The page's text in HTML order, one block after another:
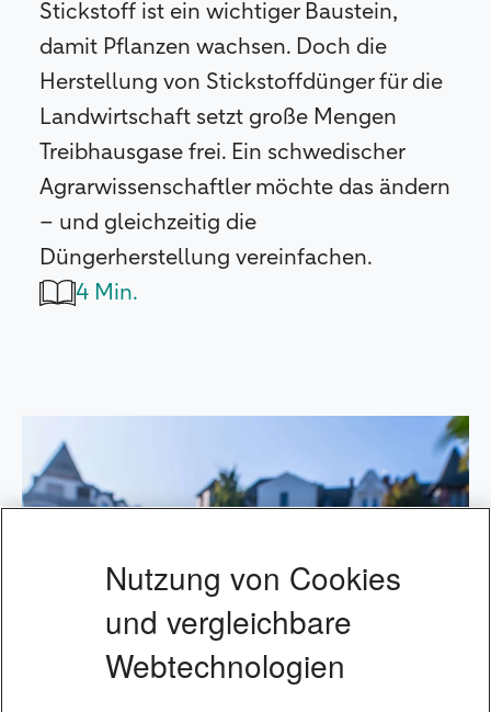
Stickstoff ist ein wichtiger Baustein,
damit Pflanzen wachsen. Doch die
Herstellung von Stickstoffdünger für die
Landwirtschaft setzt große Mengen
Treibhausgase frei. Ein schwedischer
Agrarwissenschaftler möchte das ändern
– und gleichzeitig die
Düngerherstellung vereinfachen.
4 Min.
Nutzung von Cookies
und vergleichbare
Webtechnologien